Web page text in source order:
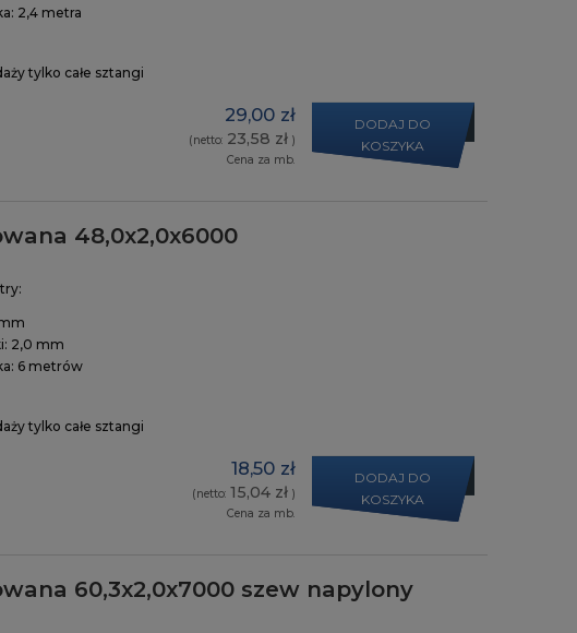
2,4 metra
tylko całe sztangi
29,00 zł
(netto: 23,58 zł )
Cena za mb.
DODAJ DO
KOSZYKA
48,0x2,0x6000
2,0 mm
6 metrów
tylko całe sztangi
18,50 zł
(netto: 15,04 zł )
Cena za mb.
DODAJ DO
KOSZYKA
60,3x2,0x7000 szew napylony